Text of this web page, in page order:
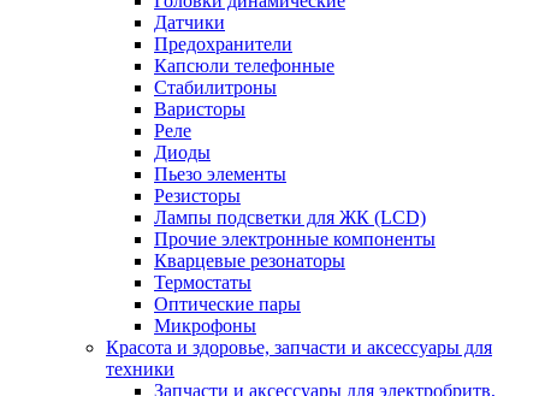
Датчики
Предохранители
Капсюли телефонные
Стабилитроны
Варисторы
Реле
Диоды
Пьезо элементы
Резисторы
Лампы подсветки для ЖК (LCD)
Прочие электронные компоненты
Кварцевые резонаторы
Термостаты
Оптические пары
Микрофоны
Красота и здоровье, запчасти и аксессуары для
техники
Запчасти и аксессуары для электробритв,